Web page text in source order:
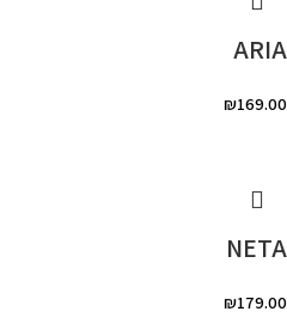
ARIA
₪169.00
NETA
₪179.00